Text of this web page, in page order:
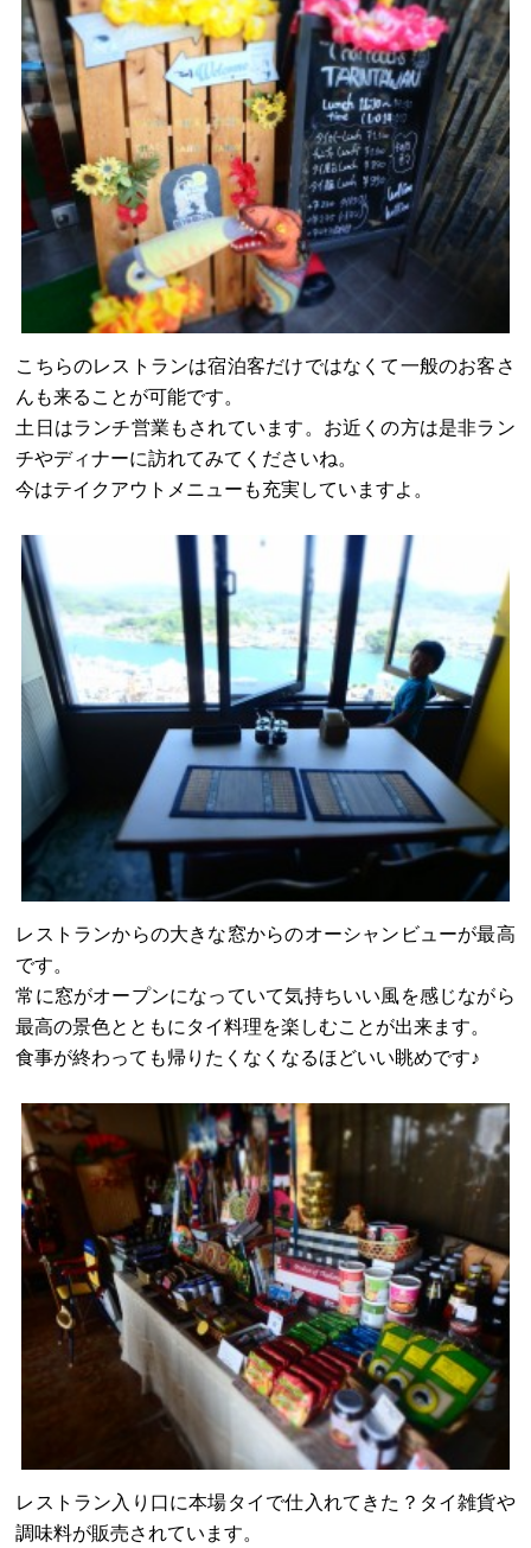
こちらのレストランは宿泊客だけではなくて一般のお客さ
んも来ることが可能です。
土日はランチ営業もされています。お近くの方は是非ラン
チやディナーに訪れてみてくださいね。
今はテイクアウトメニューも充実していますよ。
レストランからの大きな窓からのオーシャンビューが最高
です。
常に窓がオープンになっていて気持ちいい風を感じながら
最高の景色とともにタイ料理を楽しむことが出来ます。
食事が終わっても帰りたくなくなるほどいい眺めです♪
レストラン入り口に本場タイで仕入れてきた？タイ雑貨や
調味料が販売されています。